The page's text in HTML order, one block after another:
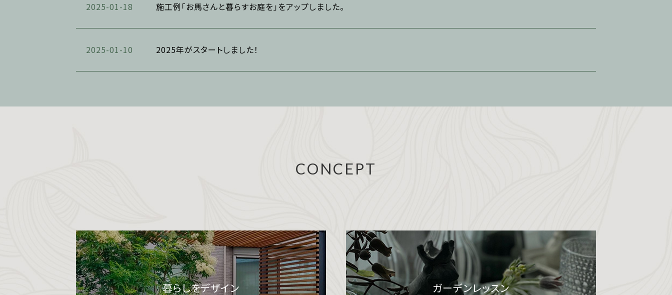
2025-01-18 施工例「お馬さんと暮らすお庭を」をアップしました。
2025-01-10 2025年がスタートしました！
CONCEPT
暮らしをデザイン ガーデンレッスン